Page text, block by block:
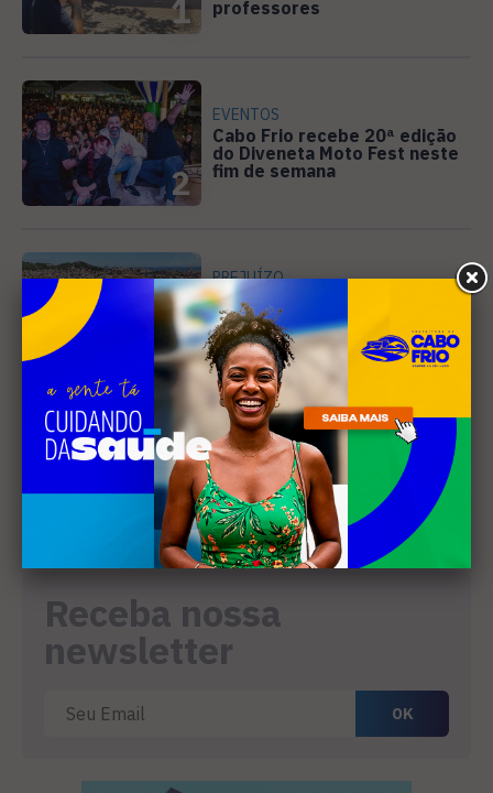
1
professores
2
EVENTOS
Cabo Frio recebe 20ª edição
do Diveneta Moto Fest neste
fim de semana
3
PREJUÍZO
Compradores cobram
cronograma da Volendam e
pedem ação do MP por obra
parada em Arraial
4
DIREITOS HUMANOS
Ativista de Cabo Frio
representa o Brasil em
conferência internacional na
Holanda
Receba nossa
newsletter